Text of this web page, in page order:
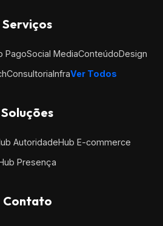
Serviços
PagoSocial MediaConteúdoDesign
ConsultoriaInfraVer Todos
Soluções
AutoridadeHub E-commerce
Presença
Contato